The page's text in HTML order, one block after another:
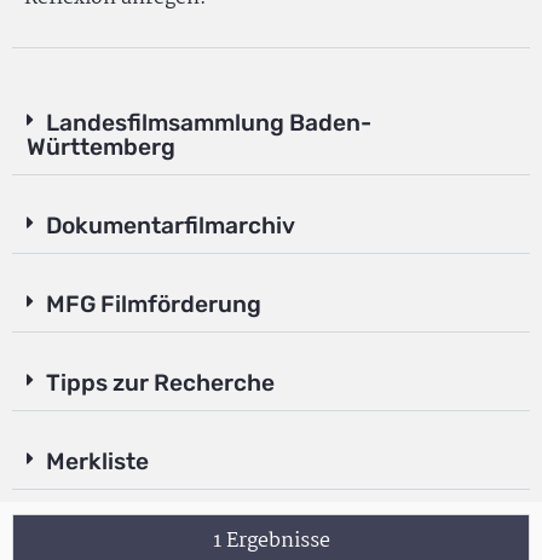
Landesfilmsammlung Baden-
Württemberg
Dokumentarfilmarchiv
MFG Filmförderung
Tipps zur Recherche
Merkliste
1 Ergebnisse